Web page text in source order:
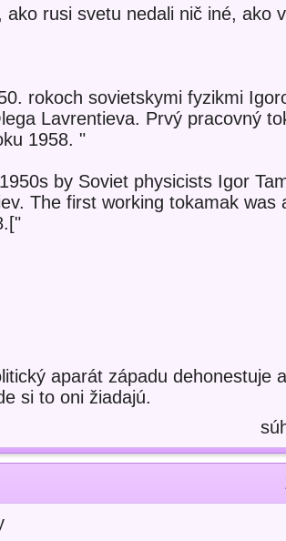
rusi svetu nedali nič iné, ako
rokoch sovietskymi fyzikmi
Lavrentieva. Prvý pracovný
1958. "
by Soviet physicists Igor
The first working tokamak was
aparát západu dehonestuje
si to oni žiadajú.